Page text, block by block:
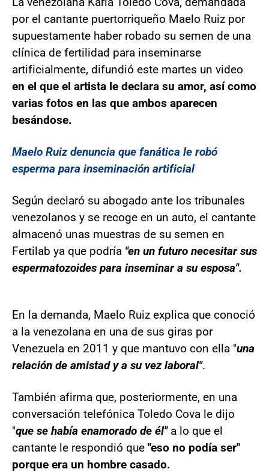
por el cantante puertorriqueño Maelo Ruiz por
supuestamente haber robado su semen de una
clínica de fertilidad para inseminarse
artificialmente, difundió este martes un video
en el que el artista le declara su amor, así como
varias fotos en las que ambos aparecen
besándose.
Maelo Ruiz denuncia que fanática le robó
esperma para inseminación artificial
Según declaró su abogado ante los tribunales
venezolanos y se recoge en un auto, el cantante
almacenó unas muestras de su semen en
Fertilab ya que podría "en un futuro necesitar sus
espermatozoides para inseminar a su esposa".
En la demanda, Maelo Ruiz explica que conoció
a la venezolana en una de sus giras por
Venezuela en 2011 y que mantuvo con ella "una
relación de amistad y a su vez laboral".
También afirma que, posteriormente, en una
conversación telefónica Toledo Cova le dijo
"que se había enamorado de él"a lo que el
cantante le respondió que "eso no podía ser"
porque era un hombre casado.